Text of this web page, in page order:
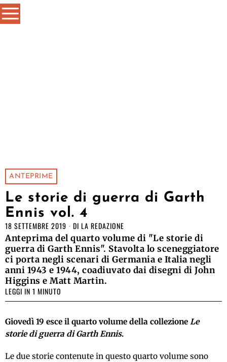
ANTEPRIME
Le storie di guerra di Garth
Ennis vol. 4
18 SETTEMBRE 2019 DI LA REDAZIONE
Anteprima del quarto volume di "Le storie di
guerra di Garth Ennis". Stavolta lo sceneggiatore
ci porta negli scenari di Germania e Italia negli
anni 1943 e 1944, coadiuvato dai disegni di John
Higgins e Matt Martin.
LEGGI IN 1 MINUTO
Giovedì 19 esce il quarto volume della collezione Le
storie di guerra di Garth Ennis.
Le due storie contenute in questo quarto volume sono